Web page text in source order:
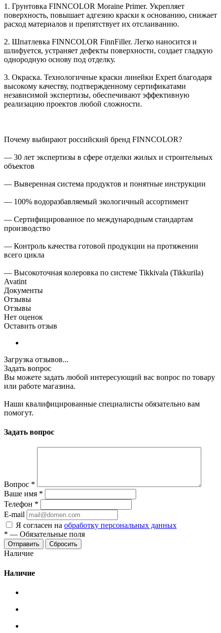
1. Грунтовка FINNCOLOR Moraine Primer. Укрепляет
поверхность, повышает адгезию краски к основанию, снижает
расход материалов и препятствует их отслаиванию.
2. Шпатлевка FINNCOLOR FinnFiller. Легко наносится и
шлифуется, устраняет дефекты поверхности, создает гладкую
однородную основу под отделку.
3. Окраска. Технологичные краски линейки Expert благодаря
высокому качеству, подтвержденному сертификатами
независимой экспертизы, обеспечивают эффективную
реализацию проектов любой сложности.
Почему выбирают российский бренд FINNCOLOR?
— 30 лет экспертизы в сфере отделки жилых и строительных
объектов
— Выверенная система продуктов и понятные инструкции
— 100% водоразбавляемый экологичный ассортимент
— Сертифицированное по международным стандартам
производство
— Контроль качества готовой продукции на протяжении
всего цикла
— Высокоточная колеровка по системе Tikkivala (Tikkurila)
Avatint
Документы
Отзывы
Отзывы
Нет оценок
Оставить отзыв
Загрузка отзывов...
Задать вопрос
Вы можете задать любой интересующий вас вопрос по товару
или работе магазина.
Наши квалифицированные специалисты обязательно вам
помогут.
Задать вопрос
Вопрос *
Ваше имя *
Телефон *
E-mail
Я согласен на обработку персональных данных
* — Обязательные поля
Сбросить
Наличие
Наличие